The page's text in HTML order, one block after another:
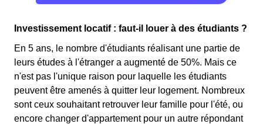
Investissement locatif : faut-il louer à des étudiants ?
En 5 ans, le nombre d'étudiants réalisant une partie de
leurs études à l'étranger a augmenté de 50%. Mais ce
n'est pas l'unique raison pour laquelle les étudiants
peuvent être amenés à quitter leur logement. Nombreux
sont ceux souhaitant retrouver leur famille pour l'été, ou
encore changer d'appartement pour un autre répondant